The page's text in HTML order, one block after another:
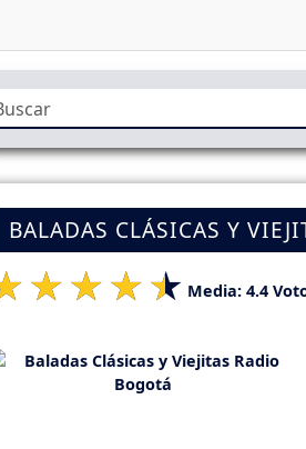
BALADAS CLÁSICAS Y
Media: 4.4